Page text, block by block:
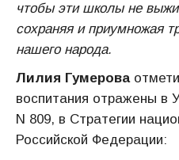
чтобы эти школы не
сохраняя и приумножая
нашего народа.
Лилия Гумерова
воспитания отражены в
N 809, в Стратегии
Российской Федерации: